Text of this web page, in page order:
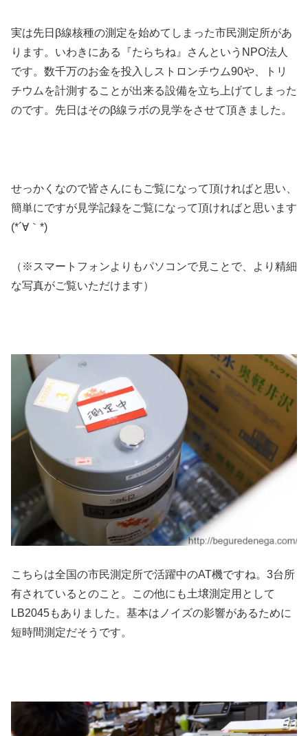
実は先日β線核種の測定を始めてしまった市民測定所があ
ります。いわきにある『たらちね』さんというNPO法人
です。数千万のお金を投入しストロンチウム90や、トリ
チウムを計測することが出来る設備を立ち上げてしまった
のです。先日はそのβ線ラボの見学をさせて頂きました。
せっかくなので皆さんにもご覧になって頂ければと思い、
簡単にですが見学記録をご覧になって頂ければと思います
(*´∀｀*)
（※スマートフォンよりもパソコンで見ことで、より精細
な写真がご覧いただけます）
こちらは全国の市民測定所で活躍中のAT機ですね。3台所
有されているとのこと。この他にも土壌測定用として
LB2045もありました。基本はノイズの影響があるために
短時間測定だそうです。